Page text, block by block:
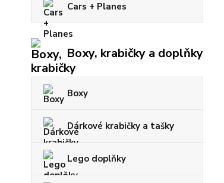
Cars + Planes
Boxy, krabičky a doplňky
Boxy
Dárkové krabičky a tašky
Lego doplňky